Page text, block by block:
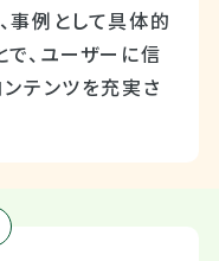
事例として具体的
、ユーザーに信
テンツを充実さ